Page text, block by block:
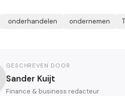
onderhandelen ondernemen
GESCHREVEN DOOR
Sander Kuijt
Finance & business redacteur